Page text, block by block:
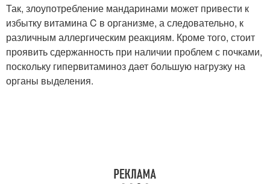
Так, злоупотребление мандаринами может привести к
избытку витамина C в организме, а следовательно, к
различным аллергическим реакциям. Кроме того, стоит
проявить сдержанность при наличии проблем с почками,
поскольку гипервитаминоз дает большую нагрузку на
органы выделения.